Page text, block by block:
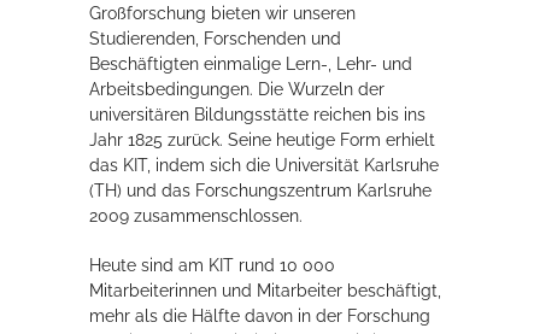
Die Stadthalle Hockenheim bietet den perfekten Standort für Events
mehr dazu...
Großforschung bieten wir unseren
Studierenden, Forschenden und
Beschäftigten einmalige Lern-, Lehr- und
Arbeitsbedingungen. Die Wurzeln der
universitären Bildungsstätte reichen bis ins
Jahr 1825 zurück. Seine heutige Form erhielt
das KIT, indem sich die Universität Karlsruhe
(TH) und das Forschungszentrum Karlsruhe
2009 zusammenschlossen.
Heute sind am KIT rund 10 000
Mitarbeiterinnen und Mitarbeiter beschäftigt,
mehr als die Hälfte davon in der Forschung